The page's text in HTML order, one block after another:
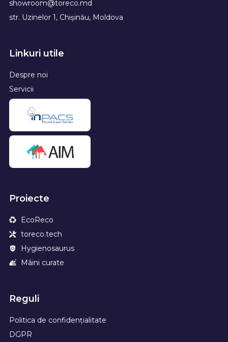
showroom@toreco.md
str. Uzinelor 1, Chișinău, Moldova
Linkuri utile
Despre noi
Servicii
Proiecte
EcoReco
toreco.tech
Hygienosaurus
Mâini curate
Reguli
Politica de confidențialitate
DGPR